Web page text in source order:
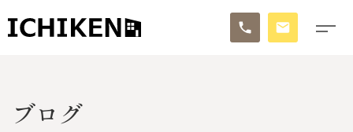
ブログ
ブログ